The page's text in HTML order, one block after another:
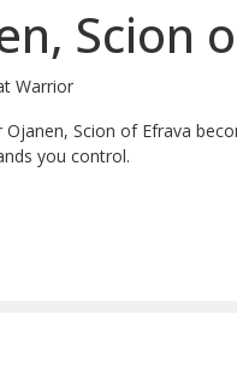
Scion
Warrior
Scion of Efrava
you control.